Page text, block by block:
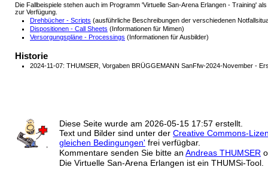
Die Fallbeispiele stehen auch im Programm 'Virtuelle San-Arena Erlangen - Training'
zur Verfügung.
Drehbücher - Scripts (ausführliche Beschreibungen der verschiedenen
Dispositionen - Call Sheets (Informationen für Mimen)
Versorgungspläne - Processings (Informationen für Ausbilder)
Historie
2024-11-07: THUMSER, Vorgaben BRÜGGEMANN SanFfw-2024-November -
Diese Seite wurde am 2026-05-15 17:57 erstellt.
Text und Bilder sind unter der Creative Commons-
gleichen Bedingungen' frei verfügbar.
Kommentare senden Sie bitte an Andreas THUMSER
Die Virtuelle San-Arena Erlangen ist ein THUMSi-Tool.